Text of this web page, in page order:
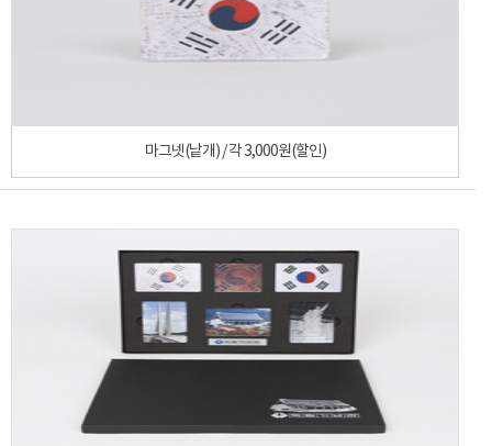
마그넷(낱개) / 각 3,000원(할인)